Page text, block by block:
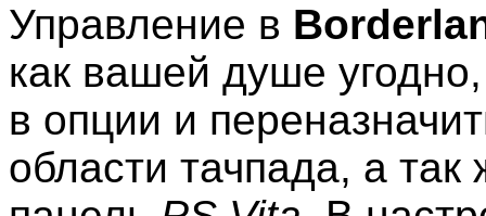
Управление в
как вашей душе
в опции и
области тачпада, а